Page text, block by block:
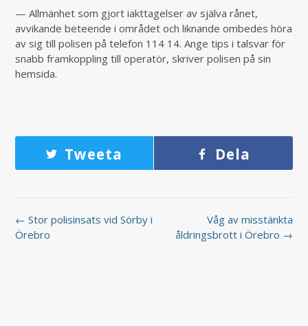
— Allmänhet som gjort iakttagelser av själva rånet,
avvikande beteende i området och liknande ombedes höra
av sig till polisen på telefon 114 14. Ange tips i talsvar för
snabb framkoppling till operatör, skriver polisen på sin
hemsida.
Tweeta Dela
← Stor polisinsats vid Sörby i
Örebro
Våg av misstänkta
åldringsbrott i Örebro →